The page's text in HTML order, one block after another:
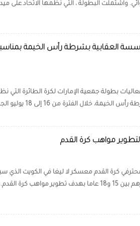
واشتملت البطولة ، التي نظمها الاتحاد على
العقابية بشرطة رأس الخيمة
بطولة جمعية الإمارات لكرة الطائرة التي
إدارة المؤسسة العقابية والإصلاحية لشرطة رأس الخيمة، خلال
مواهب كرة القدم
كرة القدم معسكر لا ليغا في الكويت الذي
ستة أسابيع ويشمل لاعبين تتراوح أعمارهم بين 15 و18 عاما بهدف تطوير مواهب كرة القدم.